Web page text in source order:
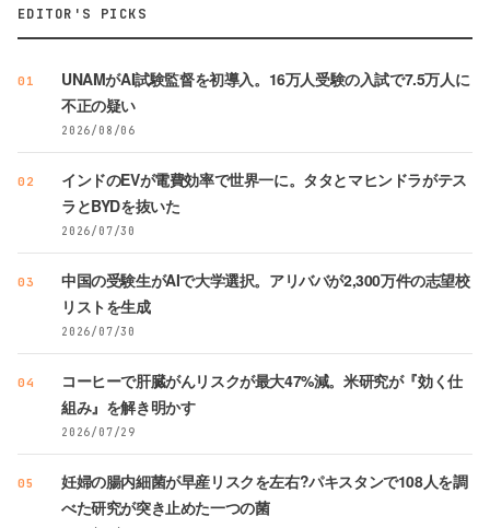
EDITOR'S PICKS
01
UNAMがAI試験監督を初導入。16万人受験の入試で7.5万人に
不正の疑い
2026/08/06
02
インドのEVが電費効率で世界一に。タタとマヒンドラがテス
ラとBYDを抜いた
2026/07/30
03
中国の受験生がAIで大学選択。アリババが2,300万件の志望校
リストを生成
2026/07/30
04
コーヒーで肝臓がんリスクが最大47%減。米研究が『効く仕
組み』を解き明かす
2026/07/29
05
妊婦の腸内細菌が早産リスクを左右?パキスタンで108人を調
べた研究が突き止めた一つの菌